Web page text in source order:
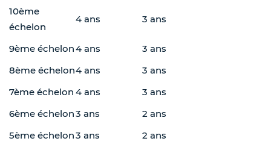
10ème
échelon
4 ans 3 ans
9ème échelon4 ans
3 ans
8ème échelon4 ans
3 ans
7ème échelon 4 ans
3 ans
6ème échelon3 ans
2 ans
5ème échelon3 ans
2 ans